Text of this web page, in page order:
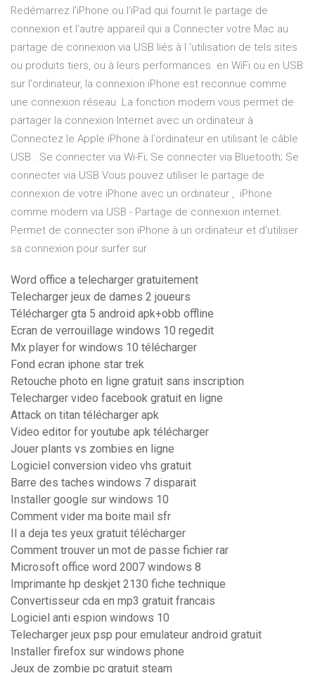
Redémarrez l'iPhone ou l'iPad qui fournit le partage de
connexion et l'autre appareil qui a Connecter votre Mac au
partage de connexion via USB liés à l 'utilisation de tels sites
ou produits tiers, ou à leurs performances. en WiFi ou en USB
sur l'ordinateur, la connexion iPhone est reconnue comme
une connexion réseau La fonction modem vous permet de
partager la connexion Internet avec un ordinateur à
Connectez le Apple iPhone à l'ordinateur en utilisant le câble
USB . Se connecter via Wi-Fi; Se connecter via Bluetooth; Se
connecter via USB Vous pouvez utiliser le partage de
connexion de votre iPhone avec un ordinateur , iPhone
comme modem via USB - Partage de connexion internet.
Permet de connecter son iPhone à un ordinateur et d'utiliser
sa connexion pour surfer sur
Word office a telecharger gratuitement
Telecharger jeux de dames 2 joueurs
Télécharger gta 5 android apk+obb offline
Ecran de verrouillage windows 10 regedit
Mx player for windows 10 télécharger
Fond ecran iphone star trek
Retouche photo en ligne gratuit sans inscription
Telecharger video facebook gratuit en ligne
Attack on titan télécharger apk
Video editor for youtube apk télécharger
Jouer plants vs zombies en ligne
Logiciel conversion video vhs gratuit
Barre des taches windows 7 disparait
Installer google sur windows 10
Comment vider ma boite mail sfr
Il a deja tes yeux gratuit télécharger
Comment trouver un mot de passe fichier rar
Microsoft office word 2007 windows 8
Imprimante hp deskjet 2130 fiche technique
Convertisseur cda en mp3 gratuit francais
Logiciel anti espion windows 10
Telecharger jeux psp pour emulateur android gratuit
Installer firefox sur windows phone
Jeux de zombie pc gratuit steam